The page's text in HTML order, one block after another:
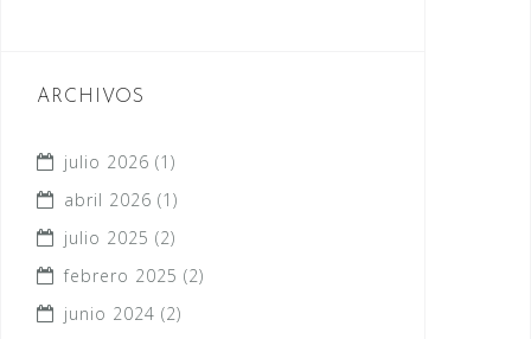
ARCHIVOS
julio 2026 (1)
abril 2026 (1)
julio 2025 (2)
febrero 2025 (2)
junio 2024 (2)